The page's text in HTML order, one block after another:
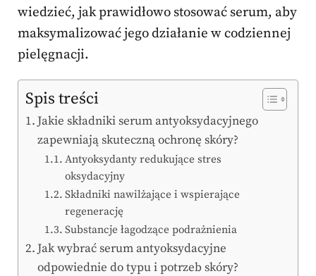
wiedzieć, jak prawidłowo stosować serum, aby
maksymalizować jego działanie w codziennej
pielęgnacji.
Spis treści
Jakie składniki serum antyoksydacyjnego
zapewniają skuteczną ochronę skóry?
Antyoksydanty redukujące stres
oksydacyjny
Składniki nawilżające i wspierające
regenerację
Substancje łagodzące podrażnienia
Jak wybrać serum antyoksydacyjne
odpowiednie do typu i potrzeb skóry?